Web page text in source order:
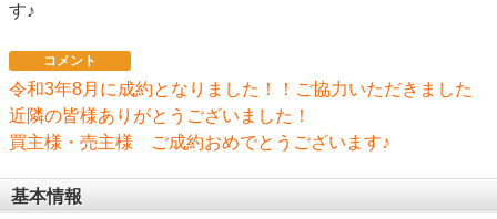
す♪
コメント
令和3年8月に成約となりました！！ご協力いただきました
近隣の皆様ありがとうございました！
買主様・売主様 ご成約おめでとうございます♪
基本情報